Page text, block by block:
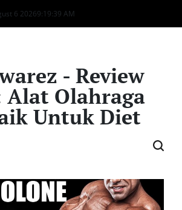
6 20269:19:40 AM
- Review
Alat Olahraga
Untuk Diet